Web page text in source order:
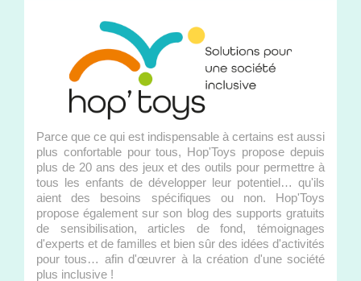
Parce que ce qui est indispensable à certains est aussi
plus confortable pour tous, Hop'Toys propose depuis
plus de 20 ans des jeux et des outils pour permettre à
tous les enfants de développer leur potentiel… qu'ils
aient des besoins spécifiques ou non. Hop'Toys
propose également sur son blog des supports gratuits
de sensibilisation, articles de fond, témoignages
d'experts et de familles et bien sûr des idées d'activités
pour tous… afin d'œuvrer à la création d'une société
plus inclusive !